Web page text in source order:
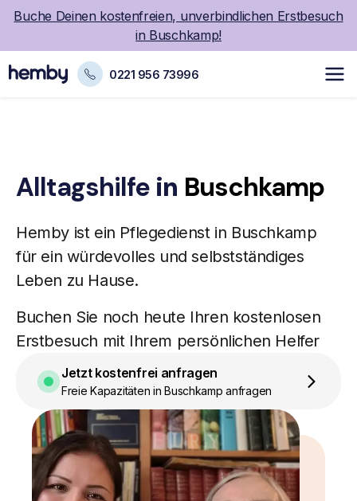
Buche Deinen kostenfreien, unverbindlichen Erstbesuch
in Buschkamp!
0221 956 73996
Alltagshilfe in Buschkamp
Hemby ist ein Pflegedienstin Buschkamp
für ein würdevolles und selbstständiges
Leben zu Hause.
Buchen Sie noch heute Ihren kostenlosen
Erstbesuch mit Ihrem persönlichen Helfer
Jetzt kostenfrei anfragen
Freie Kapazitäten in Buschkamp anfragen